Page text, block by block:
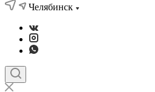
Челябинск